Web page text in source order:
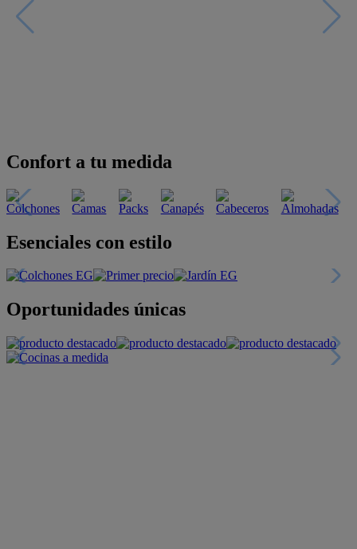
Esenciales con estilo